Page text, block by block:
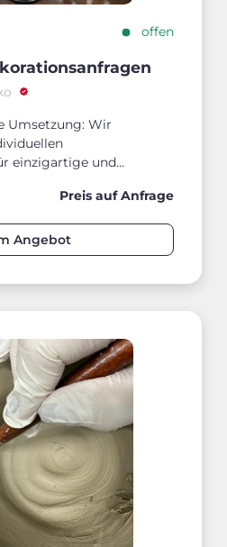
offen
Umsetzung: Wir
einzigartige und
Preis auf Anfrage
Angebot